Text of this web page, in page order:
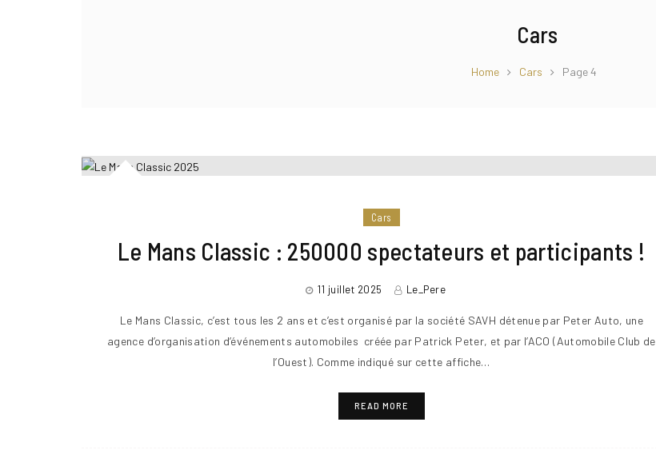
Cars
Home Cars Page 4
Cars
Le Mans Classic : 250000 spectateurs et participants !
11 juillet 2025 Le_Pere
Le Mans Classic, c’est tous les 2 ans et c’est organisé par la société SAVH détenue par Peter Auto, une
agence d’organisation d’événements automobiles créée par Patrick Peter, et par l’ACO (Automobile Club de
l’Ouest). Comme indiqué sur cette affiche…
READ MORE